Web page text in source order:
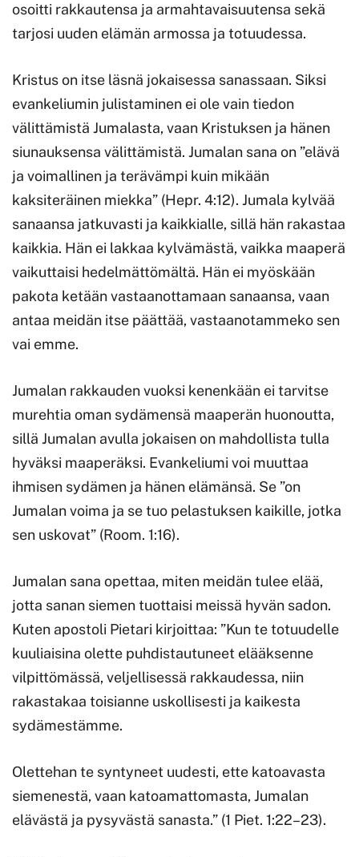
osoitti rakkautensa ja armahtavaisuutensa sekä
tarjosi uuden elämän armossa ja totuudessa.
Kristus on itse läsnä jokaisessa sanassaan. Siksi
evankeliumin julistaminen ei ole vain tiedon
välittämistä Jumalasta, vaan Kristuksen ja hänen
siunauksensa välittämistä. Jumalan sana on ”elävä
ja voimallinen ja terävämpi kuin mikään
kaksiteräinen miekka” (Hepr. 4:12). Jumala kylvää
sanaansa jatkuvasti ja kaikkialle, sillä hän rakastaa
kaikkia. Hän ei lakkaa kylvämästä, vaikka maaperä
vaikuttaisi hedelmättömältä. Hän ei myöskään
pakota ketään vastaanottamaan sanaansa, vaan
antaa meidän itse päättää, vastaanotammeko sen
vai emme.
Jumalan rakkauden vuoksi kenenkään ei tarvitse
murehtia oman sydämensä maaperän huonoutta,
sillä Jumalan avulla jokaisen on mahdollista tulla
hyväksi maaperäksi. Evankeliumi voi muuttaa
ihmisen sydämen ja hänen elämänsä. Se ”on
Jumalan voima ja se tuo pelastuksen kaikille, jotka
sen uskovat” (Room. 1:16).
Jumalan sana opettaa, miten meidän tulee elää,
jotta sanan siemen tuottaisi meissä hyvän sadon.
Kuten apostoli Pietari kirjoittaa: ”Kun te totuudelle
kuuliaisina olette puhdistautuneet elääksenne
vilpittömässä, veljellisessä rakkaudessa, niin
rakastakaa toisianne uskollisesti ja kaikesta
sydämestämme.
Olettehan te syntyneet uudesti, ette katoavasta
siemenestä, vaan katoamattomasta, Jumalan
elävästä ja pysyvästä sanasta.” (1 Piet. 1:22–23).